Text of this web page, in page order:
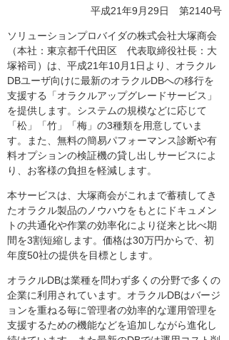
平成21年9月29日 第2140号
ソリューションプロバイダの株式会社大塚商会
（本社：東京都千代田区 代表取締役社長：大
塚裕司）は、平成21年10月1日より、オラクル
DBユーザ向けに最新のオラクルDBへの移行を
支援する「オラクルアップグレードサービス」
を提供します。システムの規模などに応じて
「松」「竹」「梅」の3種類を用意していま
す。また、無料の簡易パフォーマンス診断や有
料オプションの検証機の貸し出しサービスによ
り、お客様の負担を軽減します。
本サービスは、大塚商会がこれまで蓄積してき
たオラクル製品のノウハウをもとにドキュメン
トの共通化や作業の効率化により従来と比べ期
間を3割短縮します。価格は30万円からで、初
年度50社の提供を目標とします。
オラクルDBは業種を問わず多くの分野で多くの
企業に利用されています。オラクルDBはバージ
ョンを重ねる毎に管理者の効率的な運用管理を
支援するための機能などを追加しながら進化し